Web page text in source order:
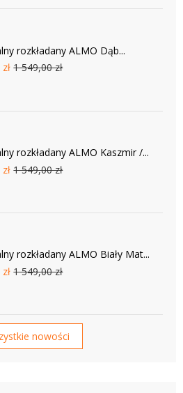
rozkładany ALMO Dąb...
1 549,00 zł
rozkładany ALMO Kaszmir /...
1 549,00 zł
rozkładany ALMO Biały Mat...
1 549,00 zł
nowości